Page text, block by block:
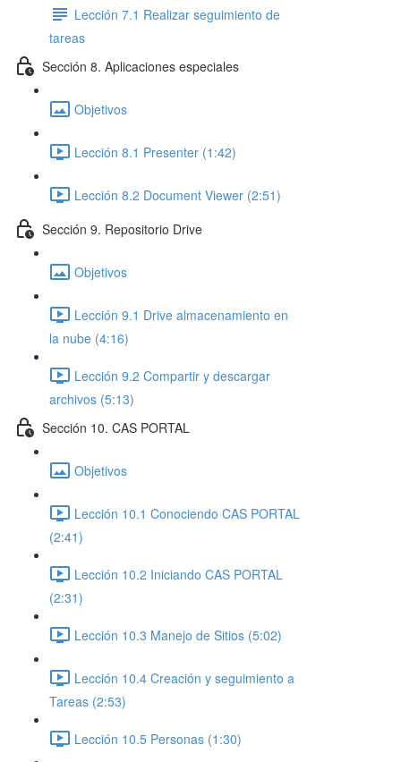
Lección 7.1 Realizar seguimiento de
tareas
Sección 8. Aplicaciones especiales
Objetivos
Lección 8.1 Presenter (1:42)
Lección 8.2 Document Viewer (2:51)
Sección 9. Repositorio Drive
Objetivos
Lección 9.1 Drive almacenamiento en
la nube (4:16)
Lección 9.2 Compartir y descargar
archivos (5:13)
Sección 10. CAS PORTAL
Objetivos
Lección 10.1 Conociendo CAS PORTAL
(2:41)
Lección 10.2 Iniciando CAS PORTAL
(2:31)
Lección 10.3 Manejo de Sitios (5:02)
Lección 10.4 Creación y seguimiento a
Tareas (2:53)
Lección 10.5 Personas (1:30)